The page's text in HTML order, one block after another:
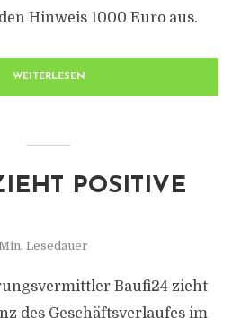
Hinweis 1000 Euro aus.
WEITERLESEN
POSITIVE
Lesedauer
Baufi24 zieht
des Geschäftsverlaufes im